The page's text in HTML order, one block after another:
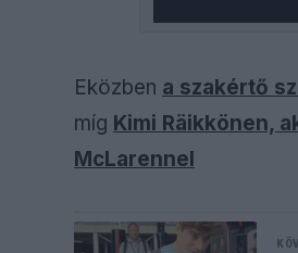
Eközben a szakértő
míg Kimi Räikkönen,
McLarennel